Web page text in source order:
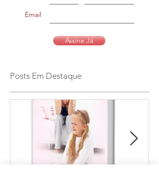
Email
Assine Já
Posts Em Destaque